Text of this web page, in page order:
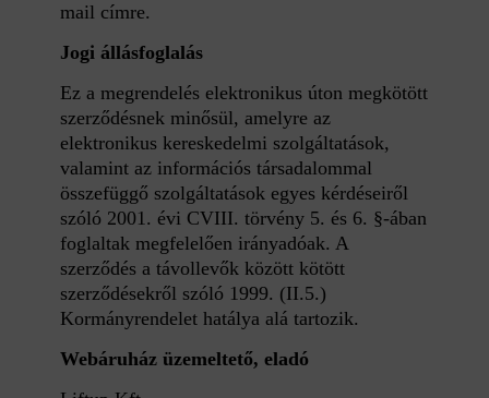
mail címre.
Jogi állásfoglalás
Ez a megrendelés elektronikus úton megkötött
szerződésnek minősül, amelyre az
elektronikus kereskedelmi szolgáltatások,
valamint az információs társadalommal
összefüggő szolgáltatások egyes kérdéseiről
szóló 2001. évi CVIII. törvény 5. és 6. §-ában
foglaltak megfelelően irányadóak. A
szerződés a távollevők között kötött
szerződésekről szóló 1999. (II.5.)
Kormányrendelet hatálya alá tartozik.
Webáruház üzemeltető, eladó